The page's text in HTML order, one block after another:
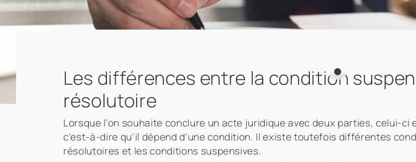
Les différences entre la condition
résolutoire
Lorsque l'on souhaite conclure un acte juridique avec deux parties, celui-
c'est-à-dire qu'il dépend d'une condition. Il existe toutefois différentes
résolutoires et les conditions suspensives.